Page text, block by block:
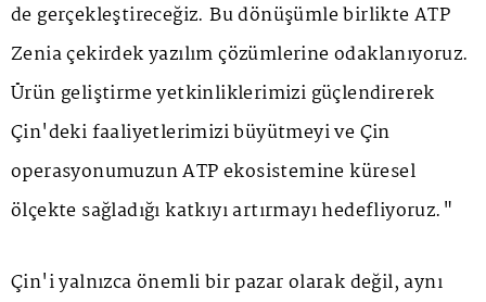
de gerçekleştireceğiz. Bu dönüşümle birlikte ATP
Zenia çekirdek yazılım çözümlerine odaklanıyoruz.
Ürün geliştirme yetkinliklerimizi güçlendirerek
Çin'deki faaliyetlerimizi büyütmeyi ve Çin
operasyonumuzun ATP ekosistemine küresel
ölçekte sağladığı katkıyı artırmayı hedefliyoruz."
Çin'i yalnızca önemli bir pazar olarak değil, aynı